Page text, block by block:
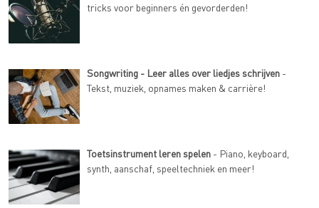
tricks voor beginners én gevorderden!
Songwriting - Leer alles over liedjes schrijven -
Tekst, muziek, opnames maken & carrière!
Toetsinstrument leren spelen - Piano, keyboard,
synth, aanschaf, speeltechniek en meer!